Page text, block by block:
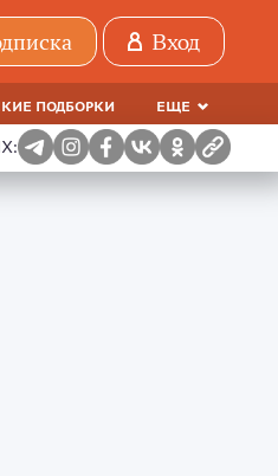
Вход
ПОДБОРКИ ЕЩЕ